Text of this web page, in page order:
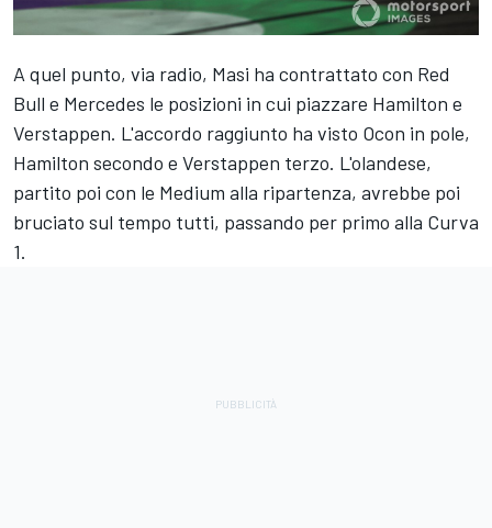
A quel punto, via radio, Masi ha contrattato con Red
Bull e Mercedes le posizioni in cui piazzare Hamilton e
Verstappen. L'accordo raggiunto ha visto Ocon in pole,
Hamilton secondo e Verstappen terzo. L'olandese,
partito poi con le Medium alla ripartenza, avrebbe poi
bruciato sul tempo tutti, passando per primo alla Curva
1.